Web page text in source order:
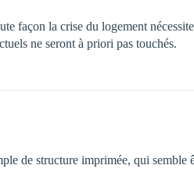
façon la crise du logement
ne seront à priori pas touchés.
de structure imprimée, qui semble